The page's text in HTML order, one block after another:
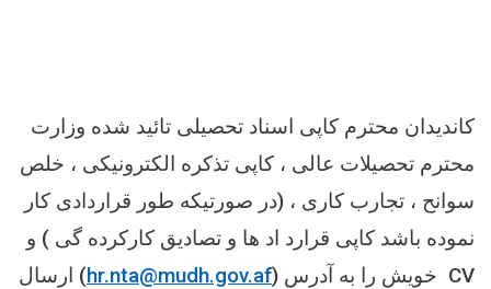
کاندیدان محترم کاپی اسناد تحصیلی تائید شده وزارت
محترم تحصیلات عالی ، کاپی تذکره الکترونیکی ، خلص
سوانح ، تجارب کاری ، (در صورتیکه طور قراردادی کار
نموده باشد کاپی قرارد اد ها و تصادیق کارکرده گی ) و
CV خویش را به آدرس (hr.nta@mudh.gov.af) ارسال